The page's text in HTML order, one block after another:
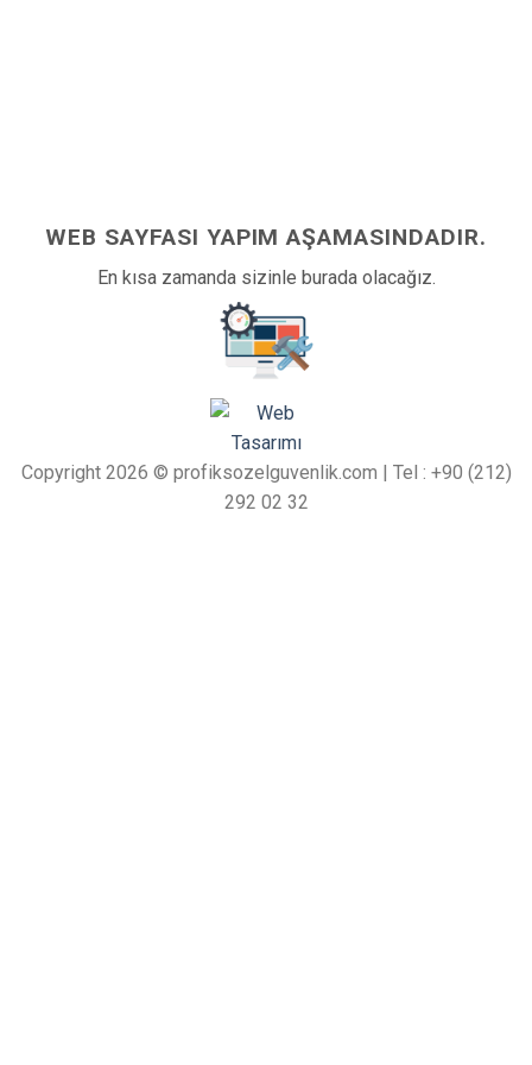
WEB SAYFASI YAPIM AŞAMASINDADIR.
En kısa zamanda sizinle burada olacağız.
Copyright 2026 © profiksozelguvenlik.com | Tel : +90 (212)
292 02 32